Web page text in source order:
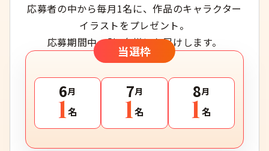
応募者の中から毎月1名に、作品のキャラクター
イラストをプレゼント。
応募期間中、計3名様にお届けします。
6月
1名
7月
1名
8月
1名
当選枠